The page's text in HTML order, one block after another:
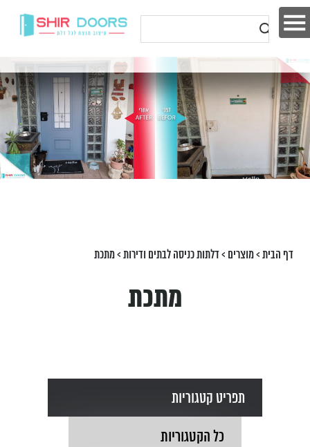
דף הבית>מוצרים >דלתות כניסה לבתים ודירות>מתכת
מתכת
תפריט קטגוריות
כל הקטגוריות